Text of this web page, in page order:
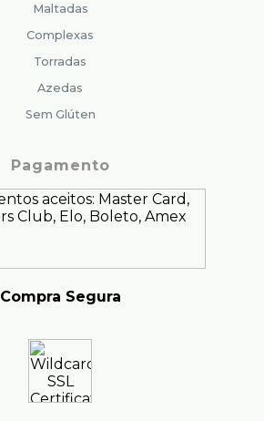
Maltadas
Complexas
Torradas
Azedas
Sem Glúten
Pagamento
Compra Segura